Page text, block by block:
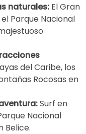
naturales: El Gran
el Parque Nacional
del Caribe, los
Rocosas en
Surf en
Nacional
Belice.